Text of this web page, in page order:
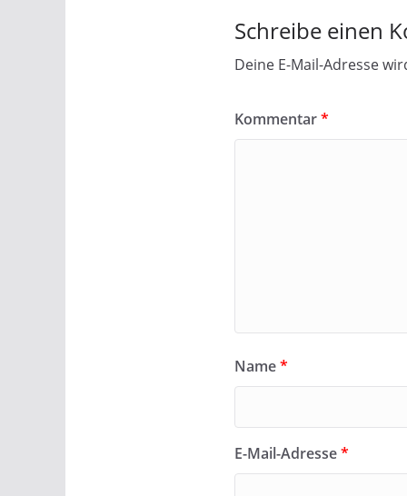
Schreibe einen
Deine E-Mail-Adresse
Kommentar*
Name*
E-Mail-Adresse*